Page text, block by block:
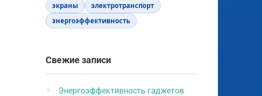
экраны
электротранспорт
энергоэффективность
Свежие записи
Энергоэффективность гаджетов